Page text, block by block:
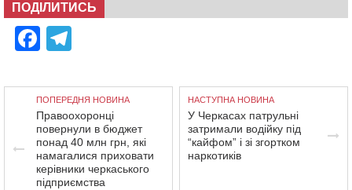
ПОДІЛИТИСЬ
Facebook
ПОПЕРЕДНЯ НОВИНА
Правоохоронці
повернули в бюджет
понад 40 млн грн, які
намагалися приховати
керівники черкаського
підприємства
НАСТУПНА НОВИНА
У Черкасах патрульні
затримали водійку під
“кайфом” і зі згортком
наркотиків